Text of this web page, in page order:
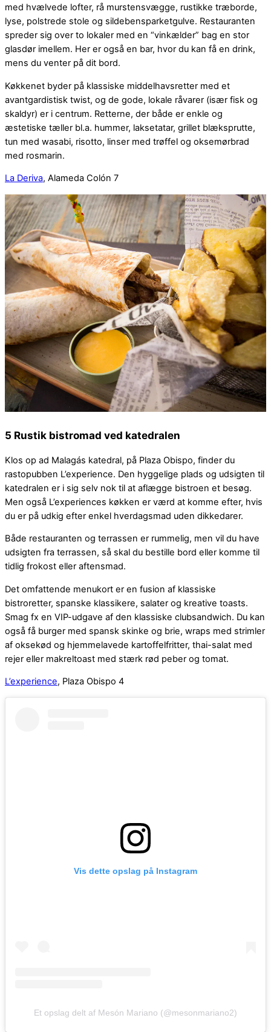
med hvælvede lofter, rå murstensvægge, rustikke træborde,
lyse, polstrede stole og sildebensparketgulve. Restauranten
spreder sig over to lokaler med en “vinkælder” bag en stor
glasdør imellem. Her er også en bar, hvor du kan få en drink,
mens du venter på dit bord.
Køkkenet byder på klassiske middelhavsretter med et
avantgardistisk twist, og de gode, lokale råvarer (især fisk og
skaldyr) er i centrum. Retterne, der både er enkle og
æstetiske tæller bl.a. hummer, laksetatar, grillet blæksprutte,
tun med wasabi, risotto, linser med trøffel og oksemørbrad
med rosmarin.
La Deriva, Alameda Colón 7
5 Rustik bistromad ved katedralen
Klos op ad Malagás katedral, på Plaza Obispo, finder du
rastopubben L’experience. Den hyggelige plads og udsigten til
katedralen er i sig selv nok til at aflægge bistroen et besøg.
Men også L’experiences køkken er værd at komme efter, hvis
du er på udkig efter enkel hverdagsmad uden dikkedarer.
Både restauranten og terrassen er rummelig, men vil du have
udsigten fra terrassen, så skal du bestille bord eller komme til
tidlig frokost eller aftensmad.
Det omfattende menukort er en fusion af klassiske
bistroretter, spanske klassikere, salater og kreative toasts.
Smag fx en VIP-udgave af den klassiske clubsandwich. Du kan
også få burger med spansk skinke og brie, wraps med strimler
af oksekød og hjemmelavede kartoffelfritter, thai-salat med
rejer eller makreltoast med stærk rød peber og tomat.
L’experience, Plaza Obispo 4
Vis dette opslag på Instagram
Et opslag delt af Mesón Mariano (@mesonmariano2)